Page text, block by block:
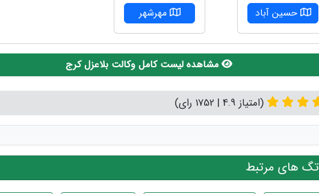
حسین آباد مهرشهر
مشاهده لیست کامل وکالت بلاعزل کرج
(امتیاز 4.9 | 1752 رای)
تگ های مرتبط